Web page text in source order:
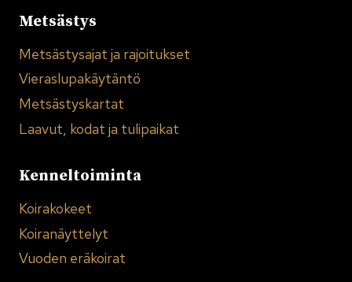
Metsästys
Metsästysajat ja rajoitukset
Vieraslupakäytäntö
Metsästyskartat
Laavut, kodat ja tulipaikat
Kenneltoiminta
Koirakokeet
Koiranäyttelyt
Vuoden eräkoirat